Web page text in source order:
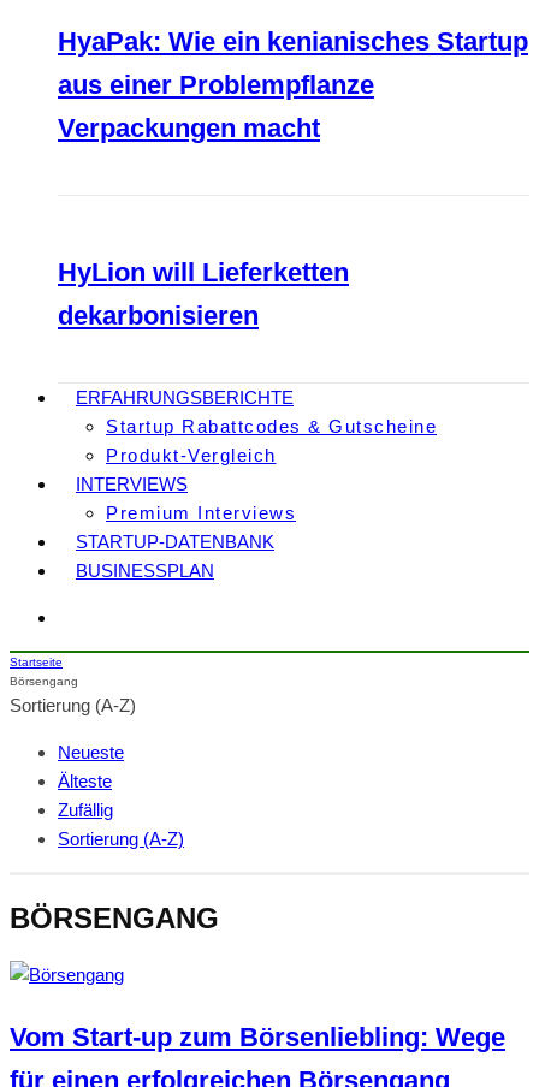
HyaPak: Wie ein kenianisches Startup
aus einer Problempflanze
Verpackungen macht
HyLion will Lieferketten
dekarbonisieren
ERFAHRUNGSBERICHTE
Startup Rabattcodes & Gutscheine
Produkt-Vergleich
INTERVIEWS
Premium Interviews
STARTUP-DATENBANK
BUSINESSPLAN
Startseite
Börsengang
Sortierung (A-Z)
Neueste
Älteste
Zufällig
Sortierung (A-Z)
BÖRSENGANG
Vom Start-up zum Börsenliebling: Wege
für einen erfolgreichen Börsengang